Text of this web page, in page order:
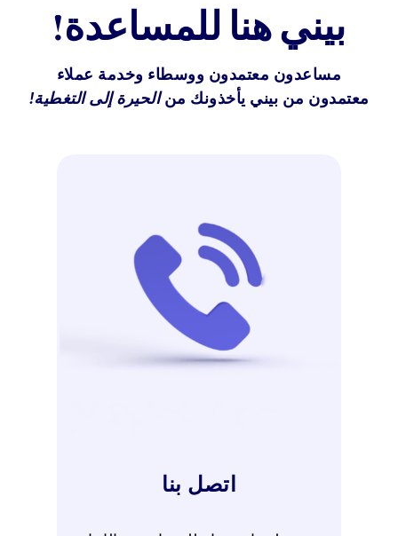
بيني هنا للمساعدة!
مساعدون معتمدون ووسطاء وخدمة عملاء
معتمدون من بيني يأخذونك منالحيرة إلى التغطية!
اتصل بنا